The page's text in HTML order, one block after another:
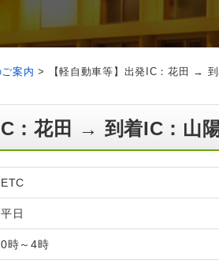
案内 > 【軽自動車等】出発IC：花田 →
：花田 → 到着IC：山
ETC
平日
0時～4時